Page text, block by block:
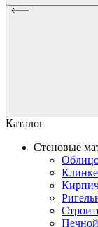
Каталог
Стеновые